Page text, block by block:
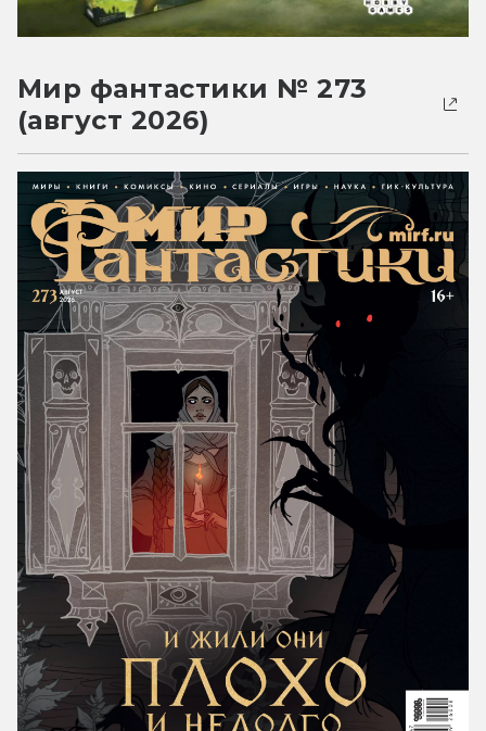
Мир фантастики № 273
(август 2026)